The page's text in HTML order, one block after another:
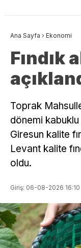
Ana Sayfa › Ekonomi
Fındık
Toprak
dönemi kabuklu
Giresun kalite
Levant kalite
oldu.
Giriş: 06-08-2026 16:10